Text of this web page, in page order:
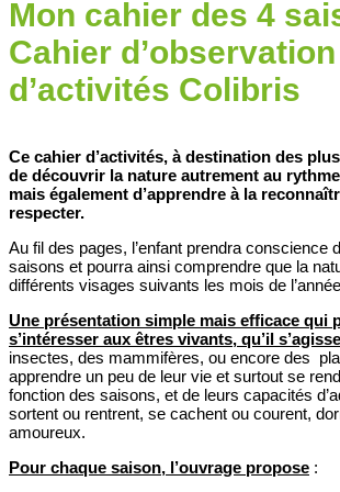
Mon cahier des 4
Cahier
d’activités Colibris
Ce cahier d’activités, à destination des
de découvrir la nature autrement au
mais également d’apprendre à la
respecter.
Au fil des pages, l’enfant prendra conscience
saisons et pourra ainsi comprendre que la
différents visages suivants les mois de
Une présentation simple mais efficace qui
s’intéresser aux êtres vivants, qu’il s’agisse
insectes, des mammifères, ou encore des
apprendre un peu de leur vie et surtout se
fonction des saisons, et de leurs capacités
sortent ou rentrent, se cachent ou courent,
amoureux.
Pour chaque saison, l’ouvrage propose :